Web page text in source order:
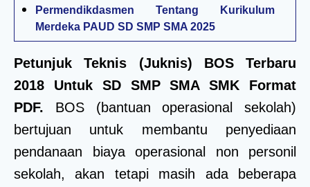
Permendikdasmen Tentang Kurikulum
Merdeka PAUD SD SMP SMA 2025
Petunjuk Teknis (Juknis) BOS Terbaru
2018 Untuk SD SMP SMA SMK Format
PDF. BOS (bantuan operasional sekolah)
bertujuan untuk membantu penyediaan
pendanaan biaya operasional non personil
sekolah, akan tetapi masih ada beberapa